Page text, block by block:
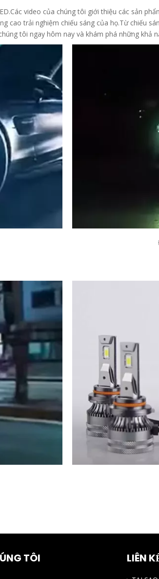
video của chúng tôi giới thiệu các sản
cao trải nghiệm chiếu sáng của họ.Từ chiếu
tôi ngay hôm nay và khám phá những khả
TÔI LIÊN